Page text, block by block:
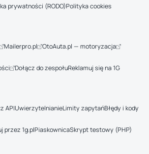
prywatności (RODO)Polityka cookies
Mailerpro.pl OtoAuta.pl — motoryzacja
Dołącz do zespołuReklamuj się na 1G
APIUwierzytelnianieLimity zapytańBłędy i kody
przez 1g.plPiaskownicaSkrypt testowy (PHP)